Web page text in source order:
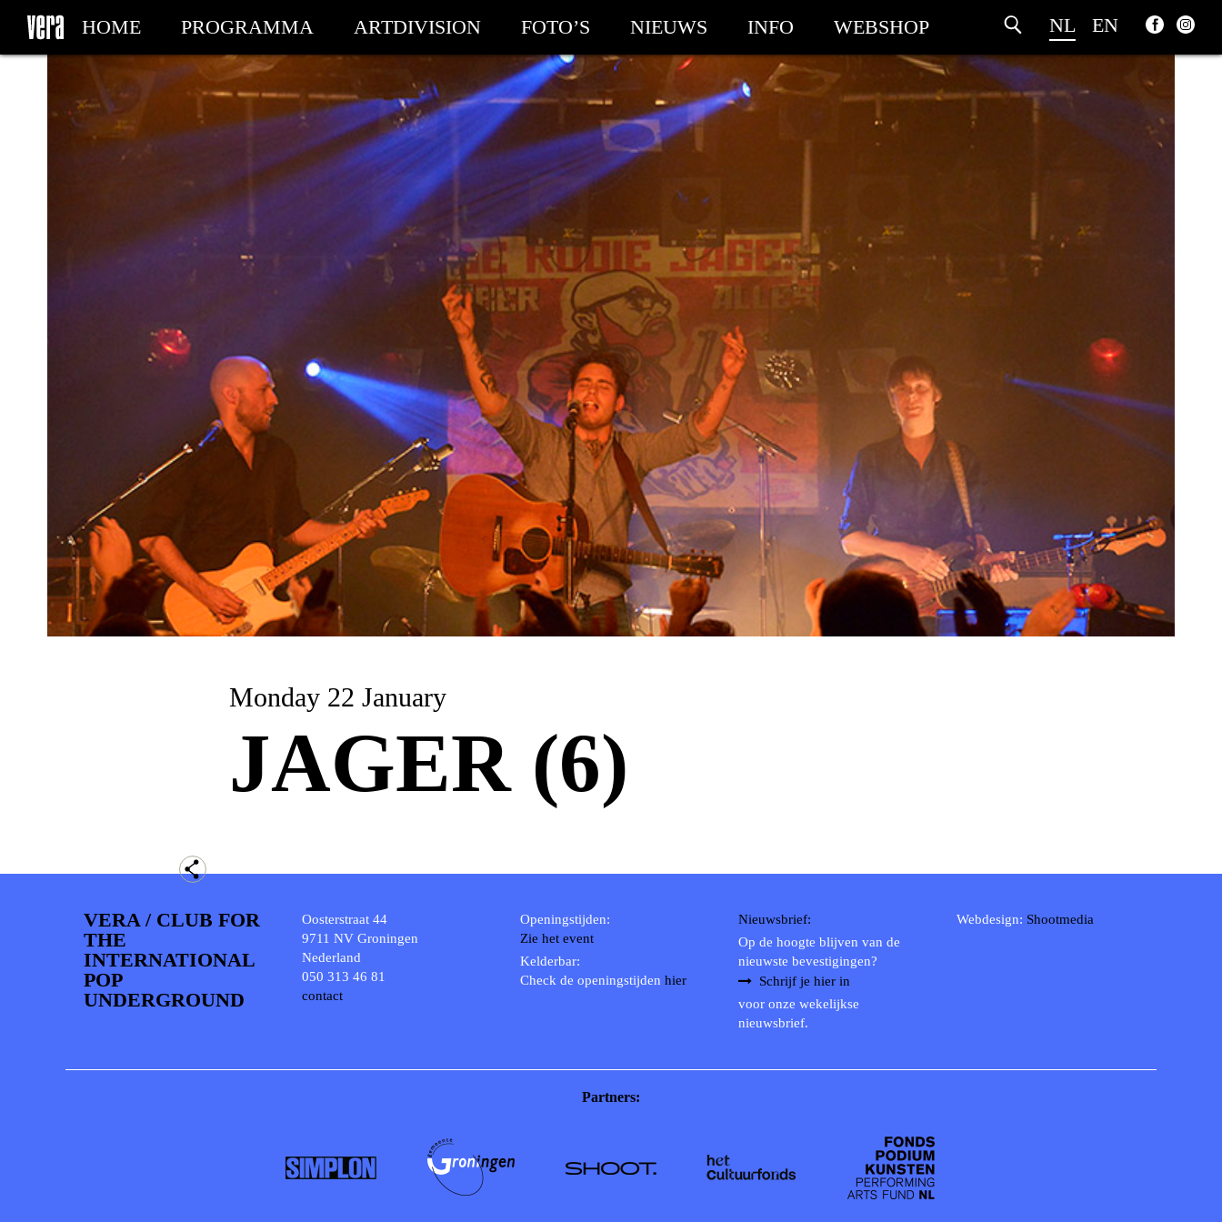
NL EN
HOME PROGRAMMA ARTDIVISION FOTO’S NIEUWS INFO WEBSHOP
MIJN TICKETS
Monday 22 January
JAGER (6)
VERA / CLUB FOR
THE
INTERNATIONAL
POP
UNDERGROUND
Oosterstraat 44
9711 NV Groningen
Nederland
050 313 46 81
contact
Openingstijden:
Zie het event
Kelderbar:
Check de openingstijden hier
Nieuwsbrief:
Op de hoogte blijven van de
nieuwste bevestigingen?
Schrijf je hier in
voor onze wekelijkse
nieuwsbrief.
Webdesign: Shootmedia
Partners: